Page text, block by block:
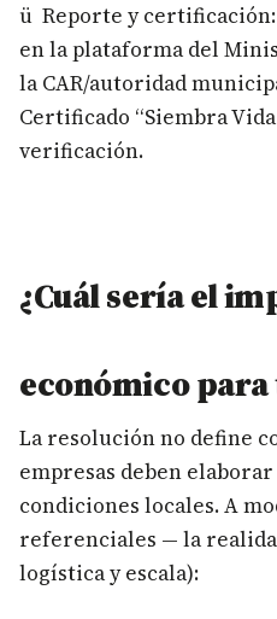
ü Reporte y
en la plataforma del
la CAR/autoridad
Certificado “Siembra
verificación.
¿Cuál sería el
económico para
La resolución no define
empresas deben
condiciones locales. A
referenciales — la
logística y escala):